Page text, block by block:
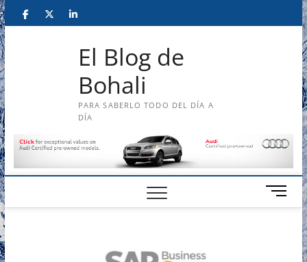
Saltar
al
contenido
# #
El Blog de
Bohali
PARA SABERLO TODO DEL DÍA A
DÍA
B
o